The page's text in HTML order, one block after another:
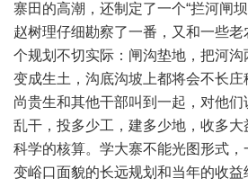
寨田的高潮，还制定了一个“拦河闸坝
赵树理仔细勘察了一番，又和一些
个规划不切实际：闸沟垫地，把河
变成生土，沟底沟坡上都将会不长
尚贵生和其他干部叫到一起，对他们
乱干，投多少工，建多少地，收多
科学的核算。学大寨不能光图形式
变峪口面貌的长远规划和当年的收